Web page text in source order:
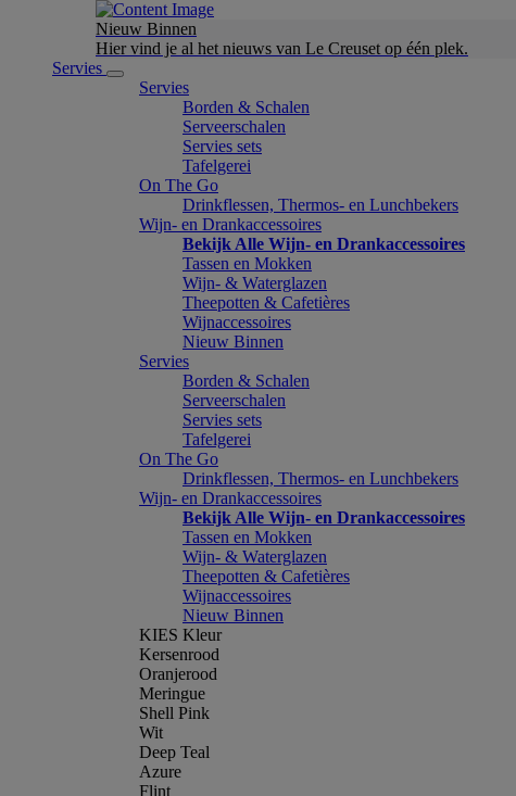
Nieuw Binnen
Hier vind je al het nieuws van Le Creuset op één plek.
Servies
Servies
Borden & Schalen
Serveerschalen
Servies sets
Tafelgerei
On The Go
Drinkflessen, Thermos- en Lunchbekers
Wijn- en Drankaccessoires
Bekijk Alle Wijn- en Drankaccessoires
Tassen en Mokken
Wijn- & Waterglazen
Theepotten & Cafetières
Wijnaccessoires
Nieuw Binnen
Servies
Borden & Schalen
Serveerschalen
Servies sets
Tafelgerei
On The Go
Drinkflessen, Thermos- en Lunchbekers
Wijn- en Drankaccessoires
Bekijk Alle Wijn- en Drankaccessoires
Tassen en Mokken
Wijn- & Waterglazen
Theepotten & Cafetières
Wijnaccessoires
Nieuw Binnen
KIES Kleur
Kersenrood
Oranjerood
Meringue
Shell Pink
Wit
Deep Teal
Azure
Flint